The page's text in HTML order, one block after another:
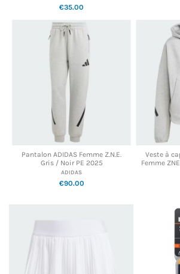
€35.00
Pantalon ADIDAS Femme Z.N.E.
Gris / Noir PE 2025
ADIDAS
€90.00
Veste à
Femme